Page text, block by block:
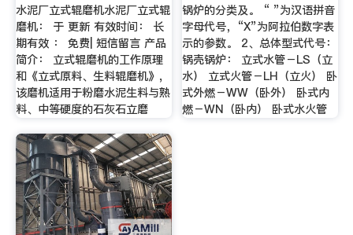
水泥厂立式辊磨机水泥厂立式辊
磨机： 于 更新 有效时间： 长
期有效 ： 免费| 短信留言 产品
简介： 立式辊磨机的工作原理
和《立式原料、生料辊磨机》,
该磨机适用于粉磨水泥生料与熟
料、中等硬度的石灰石立磨
锅炉的分类及。 “ ”为汉语拼音
字母代号，“X”为阿拉伯数字表
示的参数。 2、总体型式代号：
锅壳锅炉： 立式水管－LS（立
水） 立式火管－LH（立火） 卧
式外燃－WW（卧外） 卧式内
燃－WN（卧内） 卧式水火管